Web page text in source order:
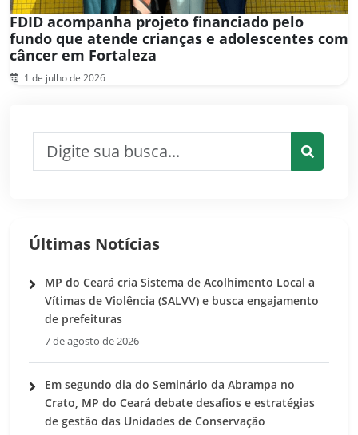
FDID acompanha projeto financiado pelo
fundo que atende crianças e adolescentes com
câncer em Fortaleza
1 de julho de 2026
Últimas Notícias
MP do Ceará cria Sistema de Acolhimento Local a
Vítimas de Violência (SALVV) e busca engajamento
de prefeituras
7 de agosto de 2026
Em segundo dia do Seminário da Abrampa no
Crato, MP do Ceará debate desafios e estratégias
de gestão das Unidades de Conservação